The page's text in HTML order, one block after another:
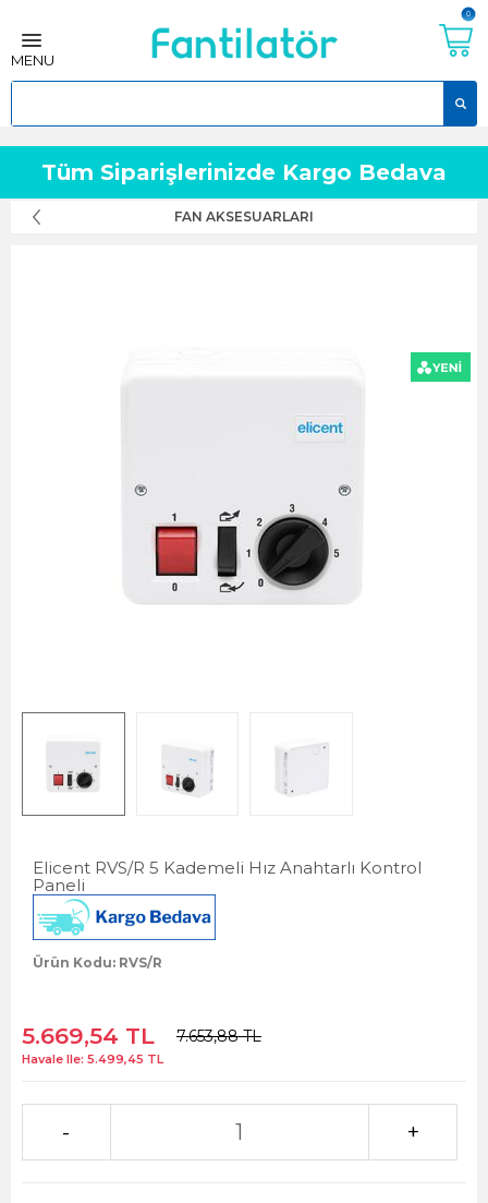
Tüm Siparişlerinizde Kargo Bedava
0
MENU
FAN AKSESUARLARI
Elicent RVS/R 5 Kademeli Hız Anahtarlı Kontrol
Paneli
Ürün Kodu: RVS/R
7.653,88TL
5.669,54 TL
Havale Ile: 5.499,45 TL
- +